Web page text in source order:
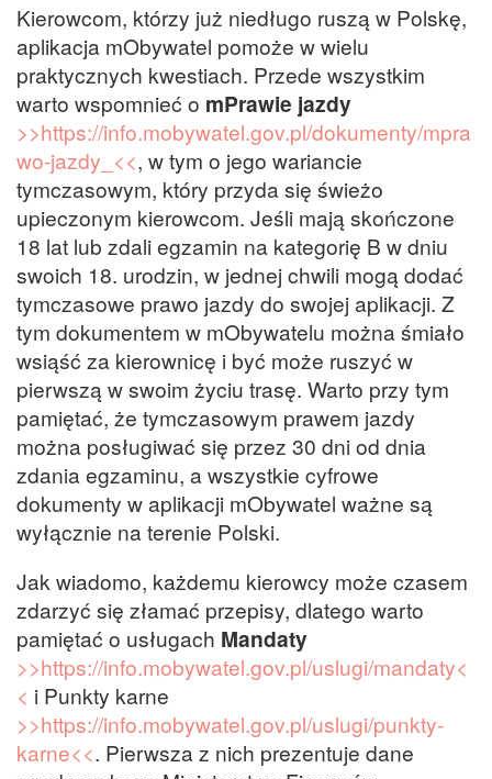
Kierowcom, którzy już niedługo ruszą w Polskę,
aplikacja mObywatel pomoże w wielu
praktycznych kwestiach. Przede wszystkim
warto wspomnieć o mPrawie jazdy
>>https://info.mobywatel.gov.pl/dokumenty/mpra
wo-jazdy_<<, w tym o jego wariancie
tymczasowym, który przyda się świeżo
upieczonym kierowcom. Jeśli mają skończone
18 lat lub zdali egzamin na kategorię B w dniu
swoich 18. urodzin, w jednej chwili mogą dodać
tymczasowe prawo jazdy do swojej aplikacji. Z
tym dokumentem w mObywatelu można śmiało
wsiąść za kierownicę i być może ruszyć w
pierwszą w swoim życiu trasę. Warto przy tym
pamiętać, że tymczasowym prawem jazdy
można posługiwać się przez 30 dni od dnia
zdania egzaminu, a wszystkie cyfrowe
dokumenty w aplikacji mObywatel ważne są
wyłącznie na terenie Polski.
Jak wiadomo, każdemu kierowcy może czasem
zdarzyć się złamać przepisy, dlatego warto
pamiętać o usługach Mandaty
>>https://info.mobywatel.gov.pl/uslugi/mandaty<
< i Punkty karne
>>https://info.mobywatel.gov.pl/uslugi/punkty-
karne<<. Pierwsza z nich prezentuje dane